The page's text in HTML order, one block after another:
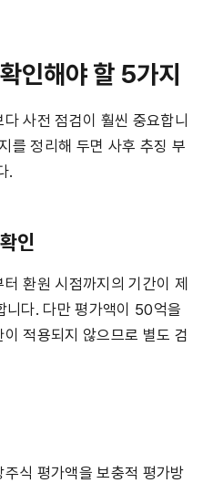
인해야 할 5가지
사전 점검이 훨씬 중요합니
를 정리해 두면 사후 추징 부
.
인
환원 시점까지의 기간이 제
니다. 다만 평가액이 50억을
적용되지 않으므로 별도 검
식 평가액을 보충적 평가방